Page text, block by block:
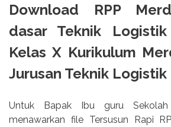
Download RPP
dasar Teknik
Kelas X Kurikulum
Jurusan Teknik Logistik
Untuk Bapak Ibu guru Sekolah
menawarkan file Tersusun Rapi